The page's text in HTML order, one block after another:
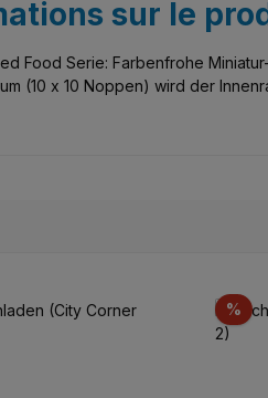
sur le
Food Serie: Farbenfrohe
(10 x 10 Noppen) wird der
%